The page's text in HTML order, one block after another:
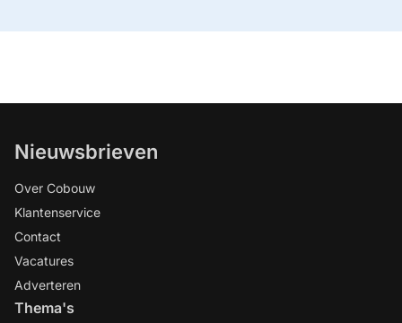
Nieuwsbrieven
Over Cobouw
Klantenservice
Contact
Vacatures
Adverteren
Thema's